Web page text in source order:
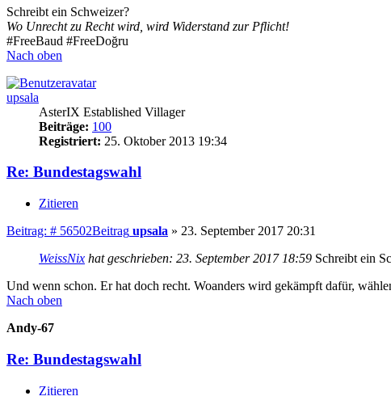
Schreibt ein Schweizer?
Wo Unrecht zu Recht wird, wird Widerstand zur Pflicht!
#FreeBaud #FreeDoğru
Nach oben
upsala
AsterIX Established Villager
Beiträge: 100
Registriert: 25. Oktober 2013 19:34
Re: Bundestagswahl
Zitieren
Beitrag: # 56502Beitrag upsala » 23. September 2017 20:31
WeissNix hat geschrieben: 23. September 2017 18:59 Schreibt ein
Und wenn schon. Er hat doch recht. Woanders wird gekämpft dafür,
Nach oben
Andy-67
Re: Bundestagswahl
Zitieren